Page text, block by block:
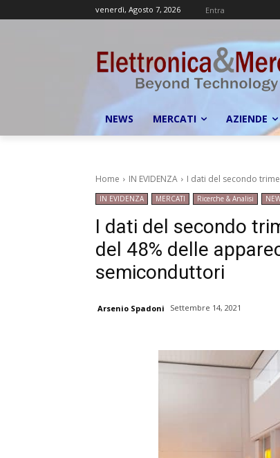
venerdì, Agosto 7, 2026 Entra
NEWS MERCATI AZIENDE
Home IN EVIDENZA I dati del secondo
IN EVIDENZA MERCATI Ricerche & Analisi
I dati del secondo
del 48% delle
semiconduttori
Arsenio Spadoni Settembre 14, 2021